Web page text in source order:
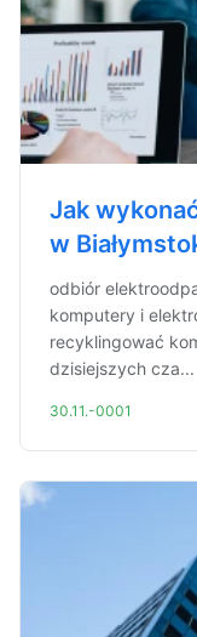
Jak
w
odbiór
komputery i
recyklingować
dzisiejszych cza...
30.11.-0001